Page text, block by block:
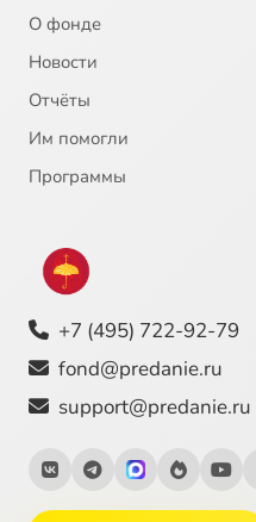
О фонде
Новости
Отчёты
Им помогли
Программы
+7 (495) 722-92-79
fond@predanie.ru
support@predanie.ru